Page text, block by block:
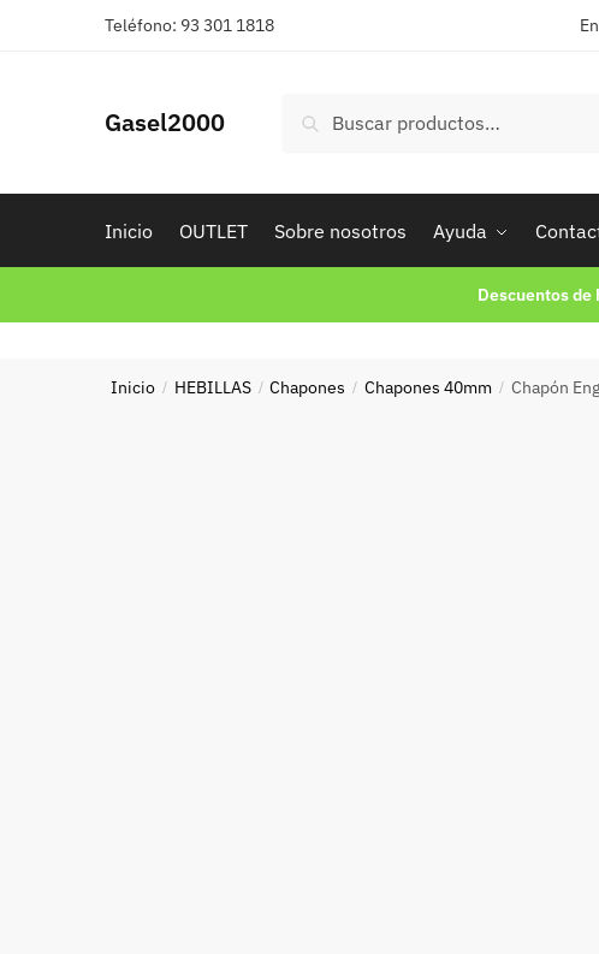
Teléfono: 93 301 1818
Gasel2000
por:
Buscar
Inicio OUTLET Sobre nosotros Ayuda
Descuentos de
Inicio / HEBILLAS / Chapones / Chapones 40mm / Chapón